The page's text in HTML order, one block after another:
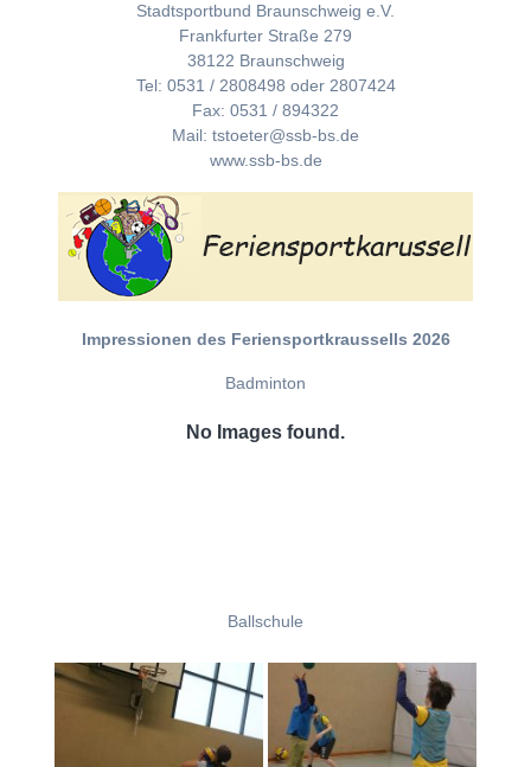
Stadtsportbund Braunschweig e.V.
Frankfurter Straße 279
38122 Braunschweig
Tel: 0531 / 2808498 oder 2807424
Fax: 0531 / 894322
Mail: tstoeter@ssb-bs.de
www.ssb-bs.de
Impressionen des Feriensportkraussells 2026
Badminton
No Images found.
Ballschule